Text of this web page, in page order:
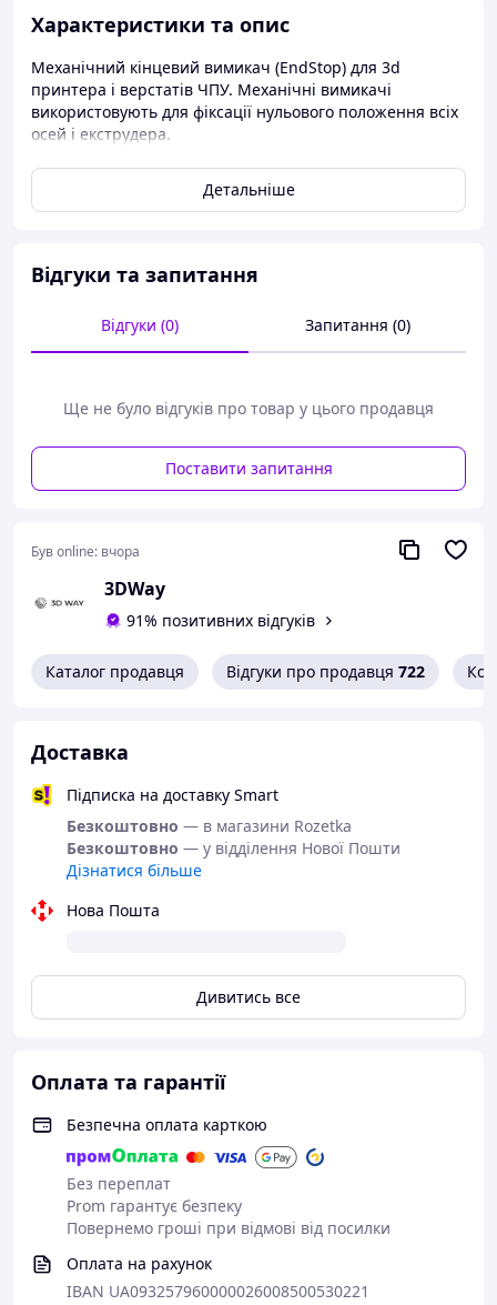
Характеристики та опис
Механічний кінцевий вимикач (EndStop) для 3d
принтера і верстатів ЧПУ. Механічні вимикачі
використовують для фіксації нульового положення всіх
осей і екструдера.
Являє собою мікровимикач (мікрик) з натискною
Хід кнопки: 1 мм
Детальніше
Відгуки та запитання
Відгуки (0) Запитання (0)
Ще не було відгуків про товар у цього продавця
Поставити запитання
Був online: вчора
3DWay
91% позитивних відгуків
Каталог продавця Відгуки про продавця 722
Доставка
Підписка на доставку Smart
Безкоштовно — в магазини Rozetka
Безкоштовно — у відділення Нової Пошти
Дізнатися більше
Нова Пошта
Дивитись все
Оплата та гарантії
Безпечна оплата карткою
Без переплат
Prom гарантує безпеку
Повернемо гроші при відмові від посилки
Оплата на рахунок
IBAN UA093257960000026008500530221